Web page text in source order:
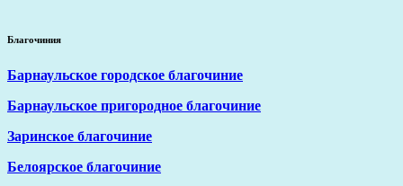
Благочиния
Барнаульское городское благочиние
Барнаульское пригородное благочиние
Заринское благочиние
Белоярское благочиние